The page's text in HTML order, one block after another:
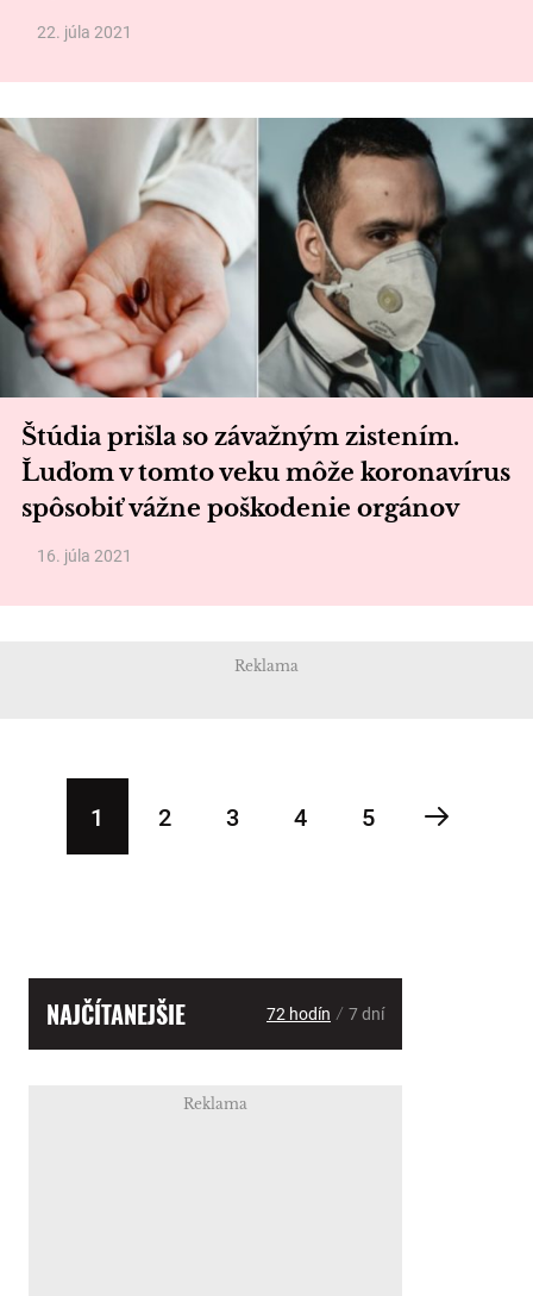
22. júla 2021
Štúdia prišla so závažným zistením.
Ľuďom v tomto veku môže koronavírus
spôsobiť vážne poškodenie orgánov
16. júla 2021
Reklama
1 2 3 4 5
NAJČÍTANEJŠIE 72 hodín / 7 dní
Reklama